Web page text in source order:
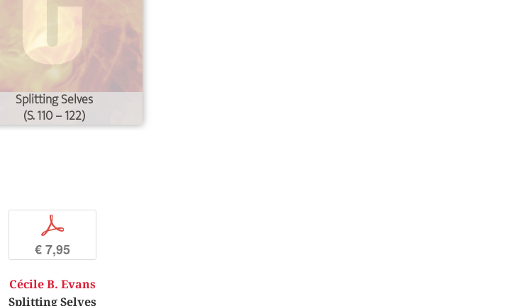
Splitting Selves
(S. 110 – 122)
p
€ 7,95
Cécile B. Evans
Splitting Selves